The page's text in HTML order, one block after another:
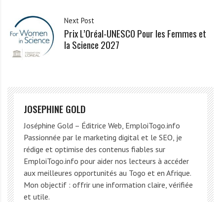
Next Post
Prix L’Oréal-UNESCO Pour les Femmes et
la Science 2027
JOSEPHINE GOLD
Joséphine Gold – Éditrice Web, EmploiTogo.info
Passionnée par le marketing digital et le SEO, je
rédige et optimise des contenus fiables sur
EmploiTogo.info pour aider nos lecteurs à accéder
aux meilleures opportunités au Togo et en Afrique.
Mon objectif : offrir une information claire, vérifiée
et utile.